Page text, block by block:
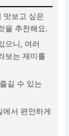
맛보고 싶은
을 추천해요.
으니, 여러
보는 재미를
길 수 있는
서 편안하게